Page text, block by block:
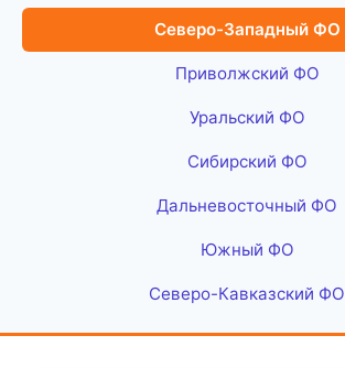
Северо-Западный ФО
Приволжский ФО
Уральский ФО
Сибирский ФО
Дальневосточный ФО
Южный ФО
Северо-Кавказский ФО